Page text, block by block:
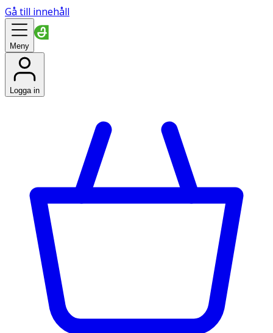
Gå till innehåll
Meny
Logga in